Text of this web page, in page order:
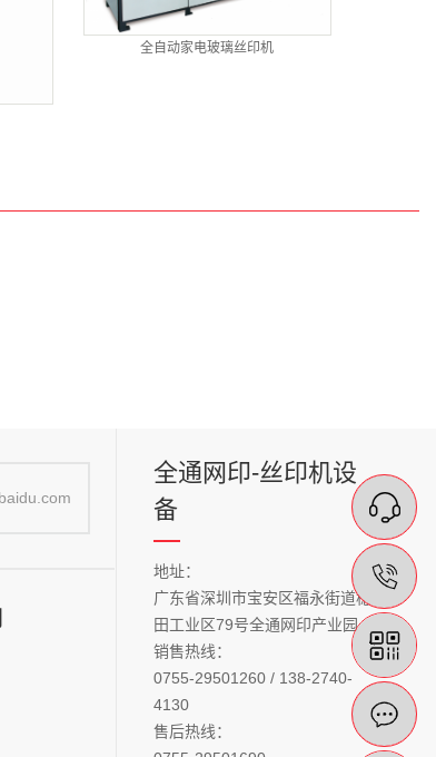
全自动家电玻璃丝印机
全通网印-丝印机设
备
地址：
广东省深圳市宝安区福永街道稔
田工业区79号全通网印产业园
销售热线：
0755-29501260 / 138-2740-
4130
售后热线：
在
购
在